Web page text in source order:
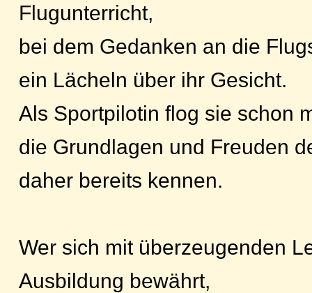
Flugunterricht,
bei dem Gedanken an die
ein Lächeln über ihr Gesicht.
Als Sportpilotin flog sie schon
die Grundlagen und Freuden
daher bereits kennen.
Wer sich mit überzeugenden
Ausbildung bewährt,